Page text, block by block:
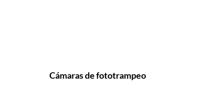
Cámaras de fototrampeo